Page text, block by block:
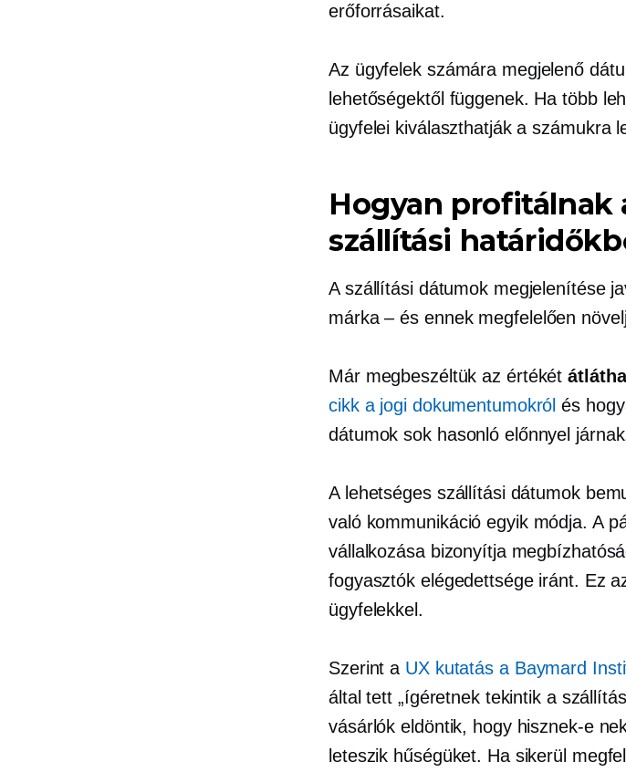
erőforrásaikat.
Az ügyfelek számára megjelenő
lehetőségektől függenek. Ha több
ügyfelei kiválaszthatják a számukra
Hogyan profitálnak
szállítási
A szállítási dátumok megjelenítése
márka – és ennek megfelelően
Már megbeszéltük az értékét
cikk a jogi dokumentumokról és
dátumok sok hasonló előnnyel
A lehetséges szállítási dátumok
való kommunikáció egyik módja. A
vállalkozása bizonyítja
fogyasztók elégedettsége iránt. Ez
ügyfelekkel.
Szerint a UX kutatás a Baymard
által tett „ígéretnek tekintik a
vásárlók eldöntik, hogy hisznek-e
leteszik hűségüket. Ha sikerül